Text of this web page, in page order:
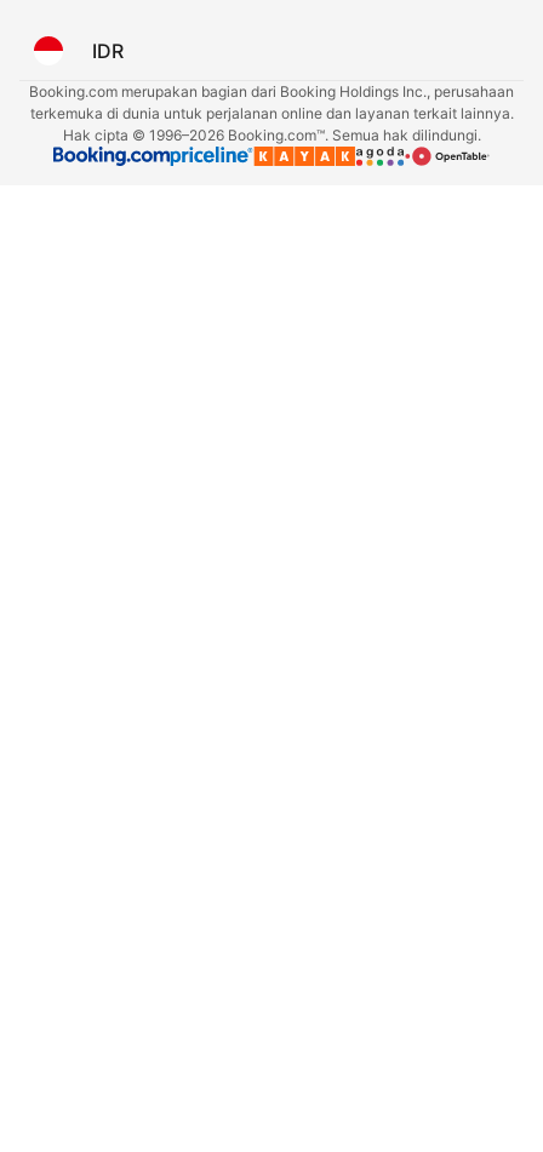
IDR
Booking.com merupakan bagian dari Booking Holdings Inc., perusahaan
terkemuka di dunia untuk perjalanan online dan layanan terkait lainnya.
Hak cipta © 1996–2026 Booking.com™. Semua hak dilindungi.